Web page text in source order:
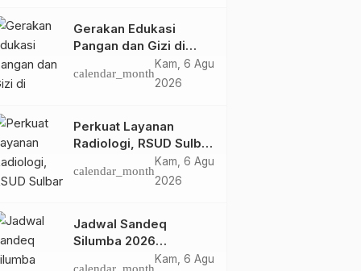
TMII
Gerakan Edukasi
Pangan dan Gizi di
Mamasa: Tingkatkan
Pengetahuan dan
calendar_month
Kam, 6 Agu
2026
Perkuat Layanan
Radiologi, RSUD Sulbar
Sambut Kembali dr. Iis
Imelda, Sp.Rad
calendar_month
Kam, 6 Agu
2026
Jadwal Sandeq
Silumba 2026
Kam, 6 Agu